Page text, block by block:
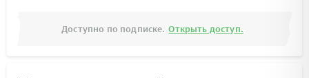
Доступно по подписке. Открыть доступ.